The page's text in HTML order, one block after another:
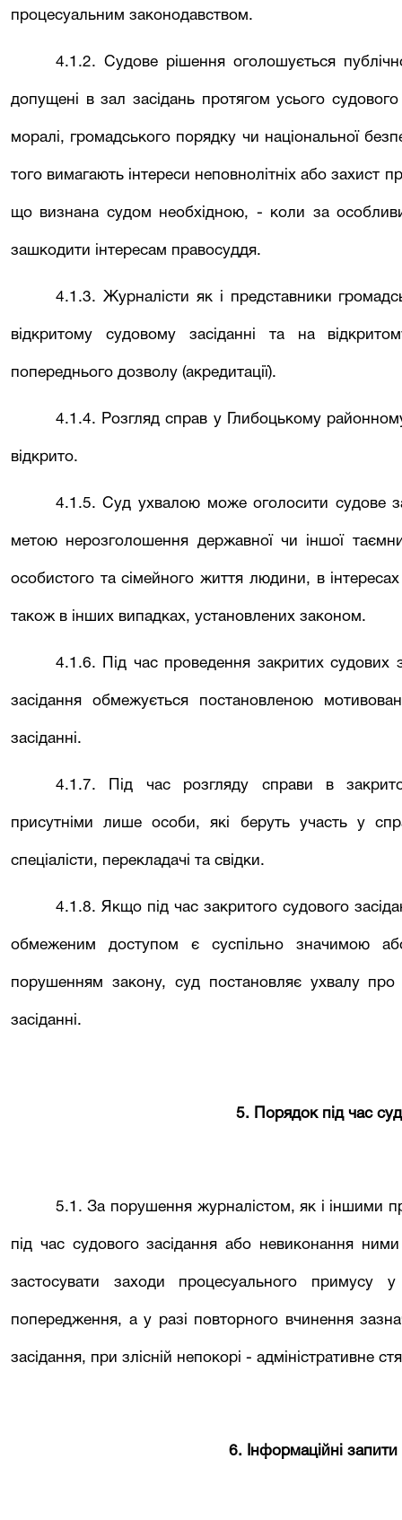
процесуальним законодавством.
4.1.2. Судове рішення оголошується
допущені в зал засідань протягом усього
моралі, громадського порядку чи національної
того вимагають інтереси неповнолітніх або захист
що визнана судом необхідною, - коли за
зашкодити інтересам правосуддя.
4.1.3. Журналісти як і представники
відкритому судовому засіданні та на
попереднього дозволу (акредитації).
4.1.4. Розгляд справ у Глибоцькому
відкрито.
4.1.5. Суд ухвалою може оголосити судове
метою нерозголошення державної чи іншої
особистого та сімейного життя людини, в
також в інших випадках, установлених законом.
4.1.6. Під час проведення закритих судових
засідання обмежується постановленою
засіданні.
4.1.7. Під час розгляду справи в
присутніми лише особи, які беруть участь у
спеціалісти, перекладачі та свідки.
4.1.8. Якщо під час закритого судового
обмеженим доступом є суспільно значимою
порушенням закону, суд постановляє ухвалу про
засіданні.
5. Порядок під час
5.1. За порушення журналістом, як і іншими
під час судового засідання або невиконання
застосувати заходи процесуального примусу
попередження, а у разі повторного вчинення
засідання, при злісній непокорі - адміністративне
6. Інформаційні запити